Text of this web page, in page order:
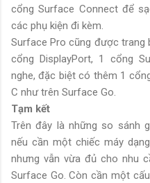
cổng Surface Connect để
các phụ kiện đi kèm.
Surface Pro cũng được trang
cổng DisplayPort, 1 cổng
nghe, đặc biệt có thêm 1
C như trên Surface Go.
Tạm kết
Trên đây là những so sánh
nếu cần một chiếc máy
nhưng vẫn vừa đủ cho nhu
Surface Go. Còn cần một